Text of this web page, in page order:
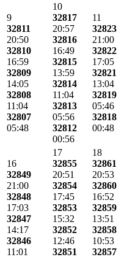
9
32811
20:50
32810
16:59
32809
14:05
32808
11:04
32807
05:48
10
32817
20:57
32816
16:49
32815
13:59
32814
11:04
32813
05:56
32812
00:56
11
32823
21:00
32822
17:05
32821
13:04
32819
05:46
32818
00:48
16
32849
21:00
32848
17:03
32847
14:17
32846
11:01
17
32855
20:51
32854
17:45
32853
15:32
32852
12:46
32851
18
32861
20:53
32860
16:52
32859
13:51
32858
10:53
32857